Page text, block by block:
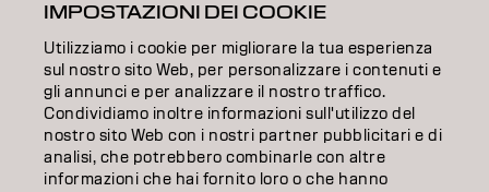
FORMAZIONE
INFORMAZIONI
SALON FINDER
DIVENTA PARTNER
IMPOSTAZIONI DEI COOKIE
Utilizziamo i cookie per migliorare la tua esperienza
sul nostro sito Web, per personalizzare i contenuti e
gli annunci e per analizzare il nostro traffico.
Condividiamo inoltre informazioni sull'utilizzo del
nostro sito Web con i nostri partner pubblicitari e di
analisi, che potrebbero combinarle con altre
informazioni che hai fornito loro o che hanno